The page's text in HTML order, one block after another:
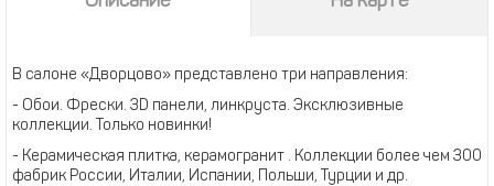
В салоне «Дворцово» представлено три направления:
- Обои. Фрески. 3D панели, линкруста. Эксклюзивные
коллекции. Только новинки!
- Керамическая плитка, керамогранит . Коллекции более чем 300
фабрик России, Италии, Испании, Польши, Турции и др.